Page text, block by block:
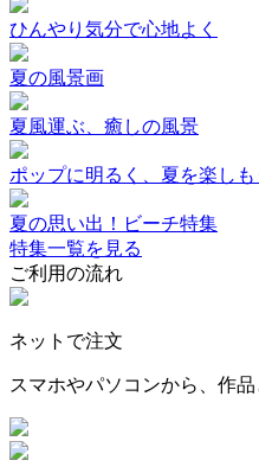
ひんやり気分で心地よく
夏の風景画
夏風運ぶ、癒しの風景
ポップに明るく、夏を楽しも
夏の思い出！ビーチ特集
特集一覧を見る
ご利用の流れ
ネットで注文
スマホやパソコンから、作